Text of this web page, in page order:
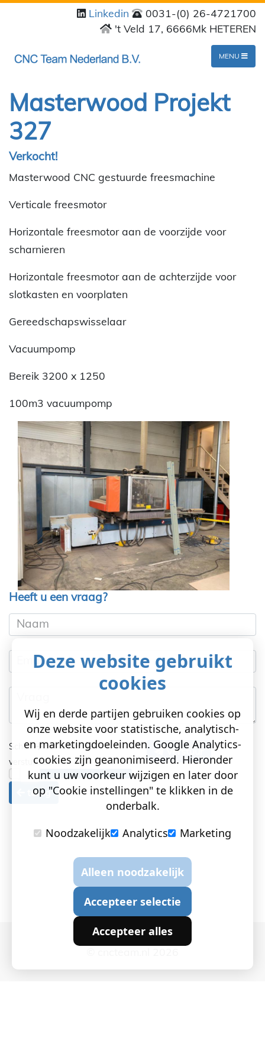
Linkedin
0031-(0) 26-4721700
't Veld 17, 6666Mk HETEREN
MENU
Masterwood Projekt
327
Verkocht!
Masterwood CNC gestuurde freesmachine
Verticale freesmotor
Horizontale freesmotor aan de voorzijde voor
scharnieren
Horizontale freesmotor aan de achterzijde voor
slotkasten en voorplaten
Gereedschapswisselaar
Vacuumpomp
Bereik 3200 x 1250
100m3 vacuumpomp
Heeft u een vraag?
Naam
Email
Schuif
om te kunnen
versturen!
Verstuur
terug
Deze website gebruikt
cookies
Wij en derde partijen gebruiken cookies op
onze website voor statistische, analytisch-
en marketingdoeleinden. Google Analytics-
cookies zijn geanonimiseerd. Hieronder
kunt u uw voorkeur wijzigen en later door
op "Cookie instellingen" te klikken in de
onderbalk.
Noodzakelijk
Analytics Marketing
Alleen noodzakelijk
Accepteer selectie
Accepteer alles